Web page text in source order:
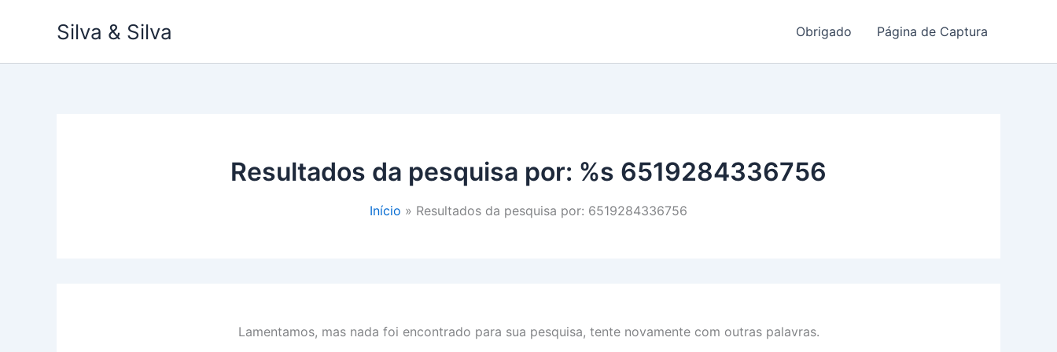
Silva & Silva Obrigado Página de Captura
Resultados da pesquisa por: %s 6519284336756
Início Resultados da pesquisa por: 6519284336756
Lamentamos, mas nada foi encontrado para sua pesquisa, tente novamente com outras palavras.